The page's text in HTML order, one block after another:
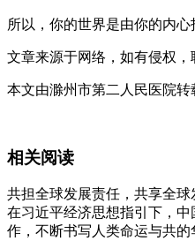
所以，你的世界是由你的内心
文章来源于网络，如有侵权，
本文由滁州市第二人民医院转
相关阅读
共担全球发展责任，共享全球
在习近平经济思想指引下，
作，不断书写人类命运与共的